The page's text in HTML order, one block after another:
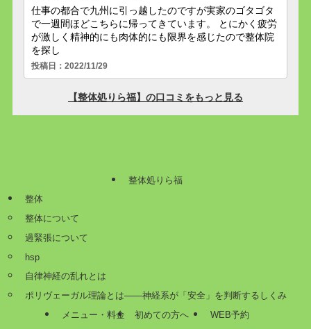
整体処りら福
整体
整体について
過緊張について
hsp
自律神経の乱れとは
ポリヴェーガル理論とは——神経系が「安全」を判断するしくみ
メニュー・料金
初めての方へ
WEB予約